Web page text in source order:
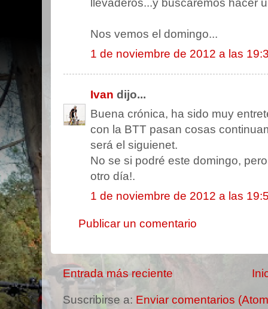
llevaderos...y buscaremos hacer
Nos vemos el domingo...
1 de noviembre de 2012 a las
Ivan dijo...
Buena crónica, ha sido muy
con la BTT pasan cosas
será el siguienet.
No se si podré este domingo,
otro día!.
1 de noviembre de 2012 a las
Publicar un comentario
Entrada más reciente
Suscribirse a: Enviar comentarios